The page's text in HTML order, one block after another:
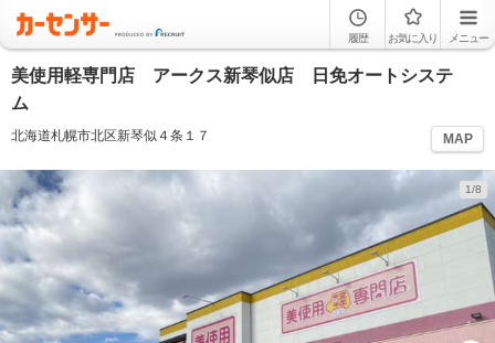
履歴 お気に入り メニュー
美使用軽専門店 アークス新琴似店 日免オートシステ
ム
北海道札幌市北区新琴似４条１７ MAP
1/8